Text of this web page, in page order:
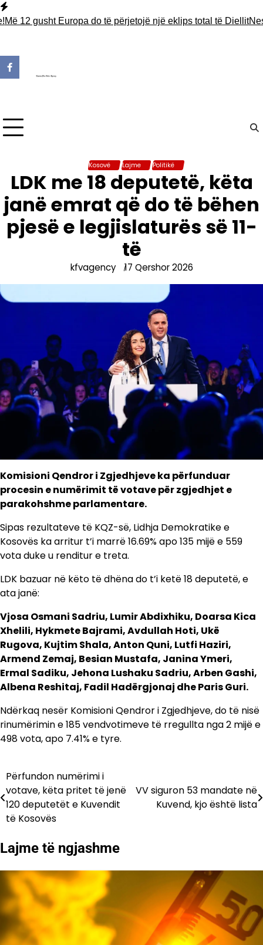
Skip
togusht Europa do të përjetojë një eklips total të DiellitNesër
Kosovë Lajme Politikë
LDK me 18 deputetë, këta
janë emrat që do të bëhen
pjesë e legjislaturës së 11-
të
kfvagency 17 Qershor 2026
Komisioni Qendror i Zgjedhjeve ka përfunduar
procesin e numërimit të votave për zgjedhjet e
parakohshme parlamentare.
Sipas rezultateve të KQZ-së, Lidhja Demokratike e
Kosovës ka arritur t’i marrë 16.69% apo 135 mijë e 559
vota duke u renditur e treta.
LDK bazuar në këto të dhëna do t’i ketë 18 deputetë, e
ata janë:
Vjosa Osmani Sadriu, Lumir Abdixhiku, Doarsa Kica
Xhelili, Hykmete Bajrami, Avdullah Hoti, Ukë
Rugova, Kujtim Shala, Anton Quni, Lutfi Haziri,
Armend Zemaj, Besian Mustafa, Janina Ymeri,
Ermal Sadiku, Jehona Lushaku Sadriu, Arben Gashi,
Albena Reshitaj, Fadil Hadërgjonaj dhe Paris Guri.
Ndërkaq nesër Komisioni Qendror i Zgjedhjeve, do të nisë
rinumërimin e 185 vendvotimeve të rregullta nga 2 mijë e
498 vota, apo 7.41% e tyre.
Lëvizje
te
postimet
Përfundon numërimi i
votave, këta pritet të jenë
120 deputetët e Kuvendit
të Kosovës
VV siguron 53 mandate në
Kuvend, kjo është lista
Lajme të ngjashme